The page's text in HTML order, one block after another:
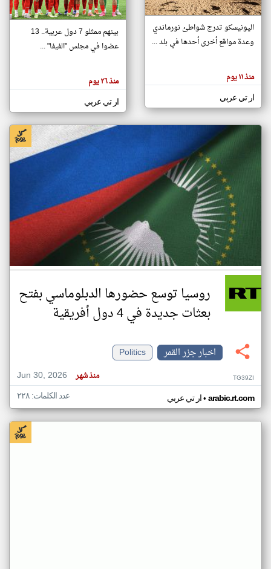
تغيير الدولة
اخبار جزر القمر على مدار الساعة
أهم اخبار جزر القمر العاجلة والمباشرة
هنا عن
وجهة
كاتبيها.
اليونيسكو تدرج شواطئ نورماندي
وعدة مواقع أخرى أحدها في بلد ...
منذ ١١ يوم
ار تي عربي
بينهم ممثلو 7 دول عربية.. 13
عضوا في مجلس "الفيفا" ...
منذ ٢٦ يوم
ار تي عربي
روسيا توسع حضورها الدبلوماسي بفتح
بعثات جديدة في 4 دول أفريقية
اخبار جزر القمر
Politics
Jun 30, 2026
منذ شهر TG39ZI
ار تي عربي• arabic.rt.com عدد الكلمات: ٢٢٨
klyoum.com